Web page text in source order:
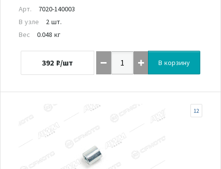
Арт.
7020-140003
В узле
2 шт.
Вес
0.048 кг
392 ₽/шт В корзину
12